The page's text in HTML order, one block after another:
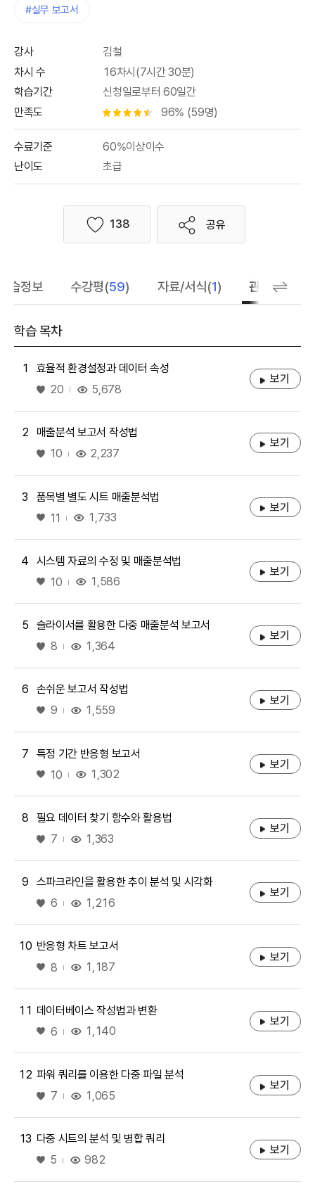
#실무 보고서
강사
김철
차시 수
16차시(7시간 30분)
학습기간
신청일로부터 60일간
만족도
별점 4.5개 96% (59명)
수료기준
60%이상이수
난이도
초급
좋아요
138 공유
습정보 수강평(59) 자료/서식(1) 관련 추천 학
학습 목차
1
효율적 환경설정과 데이터 속성
좋아요
20 5,678
보기
2
매출분석 보고서 작성법
좋아요
10 2,237
보기
3
품목별 별도 시트 매출분석법
좋아요
11 1,733
보기
4
시스템 자료의 수정 및 매출분석법
좋아요
10 1,586
보기
5
슬라이서를 활용한 다중 매출분석 보고서
좋아요
8 1,364
보기
6
손쉬운 보고서 작성법
좋아요
9 1,559
보기
7
특정 기간 반응형 보고서
좋아요
10 1,302
보기
8
필요 데이터 찾기 함수와 활용법
좋아요
7 1,363
보기
9
스파크라인을 활용한 추이 분석 및 시각화
좋아요
6 1,216
보기
10 반응형 차트 보고서
좋아요
8 1,187
보기
11 데이터베이스 작성법과 변환
좋아요
6 1,140
보기
12 파워 쿼리를 이용한 다중 파일 분석
좋아요
7 1,065
보기
13 다중 시트의 분석 및 병합 쿼리
좋아요
5 982
보기